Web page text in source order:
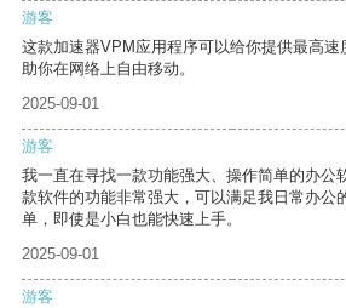
游客
这款加速器VPM应用程序可以给你提供最高
助你在网络上自由移动。
2025-09-01
游客
我一直在寻找一款功能强大、操作简单的办公
款软件的功能非常强大，可以满足我日常办公
单，即使是小白也能快速上手。
2025-09-01
游客